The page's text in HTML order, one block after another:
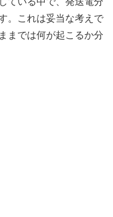
。これは妥当な考えで
までは何が起こるか分